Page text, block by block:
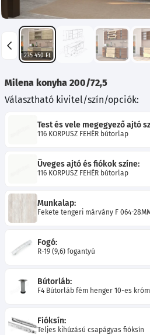
235 450 Ft
Milena konyha 200/72,5
Választható kivitel/szín/opciók:
Test és vele megegyező ajtó
116 KORPUSZ FEHÉR bútorlap
Üveges ajtó és fiókok színe:
116 KORPUSZ FEHÉR bútorlap
Munkalap:
Fekete tengeri márvány F 064-
Fogó:
R-19 (9,6) fogantyú
Bútorláb:
F4 Bútorláb fém henger 10-es króm
Fióksín:
Teljes kihúzású csapágyas fióksín